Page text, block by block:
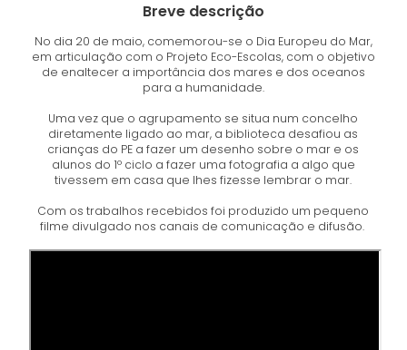
Breve descrição
No dia 20 de maio, comemorou-se o Dia Europeu do Mar,
em articulação com o Projeto Eco-Escolas, com o objetivo
de enaltecer a importância dos mares e dos oceanos
para a humanidade.
Uma vez que o agrupamento se situa num concelho
diretamente ligado ao mar, a biblioteca desafiou as
crianças do PE a fazer um desenho sobre o mar e os
alunos do 1º ciclo a fazer uma fotografia a algo que
tivessem em casa que lhes fizesse lembrar o mar.
Com os trabalhos recebidos foi produzido um pequeno
filme divulgado nos canais de comunicação e difusão.